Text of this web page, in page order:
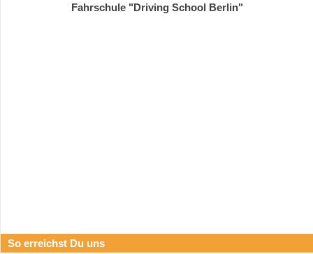
Fahrschule "Driving School Berlin"
So erreichst Du uns